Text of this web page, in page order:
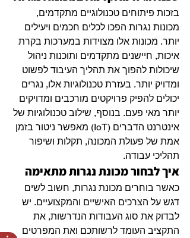
בזכות פיתוחים טכנולוגיים מתקדמים,
מכונות נגרות הפכו לכלים חכמים ויעילים
יותר. מכונות אלו מצוידות במערכות בקרת
איכות, חיישנים מתקדמים ותוכנות ניהול
שיכולות להפוך את תהליך העיבוד לפשוט
ומדויק יותר. בעזרת טכנולוגיות אלו, נגרים
יכולים להפיק פרויקטים מורכבים ומדויקים
יותר מאי פעם. בנוסף, שילוב טכנולוגיות של
אינטרנט הדברים (IoT) מאפשר ניטור בזמן
אמת של פעולת המכונה, תקלות ושיפור
תהליכי עבודה.
איך לבחור מכונת נגרות מתאימה
כאשר בוחרים מכונת נגרות, חשוב לשים
דגש על הצרכים האישיים והמקצועיים. יש
לבדוק את סוג העבודות הנדרשות, את
התקציב העומד לרשותכם ואת המפרטים